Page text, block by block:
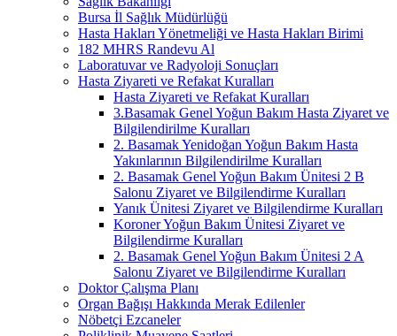
Bursa İl Sağlık Müdürlüğü
Hasta Hakları Yönetmeliği ve Hasta Hakları Birimi
182 MHRS Randevu Al
Laboratuvar ve Radyoloji Sonuçları
Hasta Ziyareti ve Refakat Kuralları
Hasta Ziyareti ve Refakat Kuralları
3.Basamak Genel Yoğun Bakım Hasta Ziyaret ve
Bilgilendirilme Kuralları
2. Basamak Yenidoğan Yoğun Bakım Hasta
Yakınlarının Bilgilendirilme Kuralları
2. Basamak Genel Yoğun Bakım Ünitesi 2 B
Salonu Ziyaret ve Bilgilendirme Kuralları
Yanık Ünitesi Ziyaret ve Bilgilendirme Kuralları
Koroner Yoğun Bakım Ünitesi Ziyaret ve
Bilgilendirme Kuralları
2. Basamak Genel Yoğun Bakım Ünitesi 2 A
Salonu Ziyaret ve Bilgilendirme Kuralları
Doktor Çalışma Planı
Organ Bağışı Hakkında Merak Edilenler
Nöbetçi Ezcaneler